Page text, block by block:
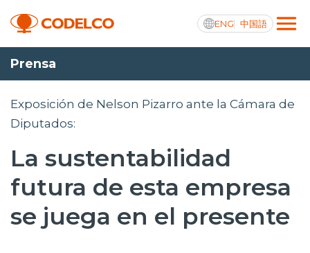
ENG 中国語
Transparencia activa
Nosotros
Operaciones
Proyectos
Prensa
Exposición de Nelson Pizarro ante la Cámara de
Diputados:
La sustentabilidad
futura de esta empresa
se juega en el presente